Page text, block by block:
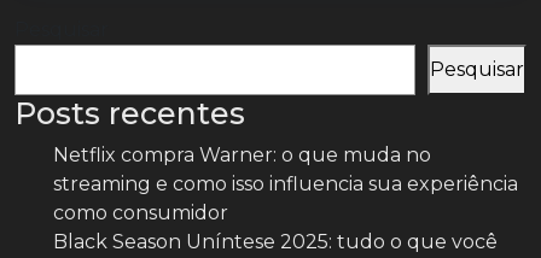
Pesquisar
Posts recentes
Netflix compra Warner: o que muda no
streaming e como isso influencia sua experiência
como consumidor
Black Season Uníntese 2025: tudo o que você